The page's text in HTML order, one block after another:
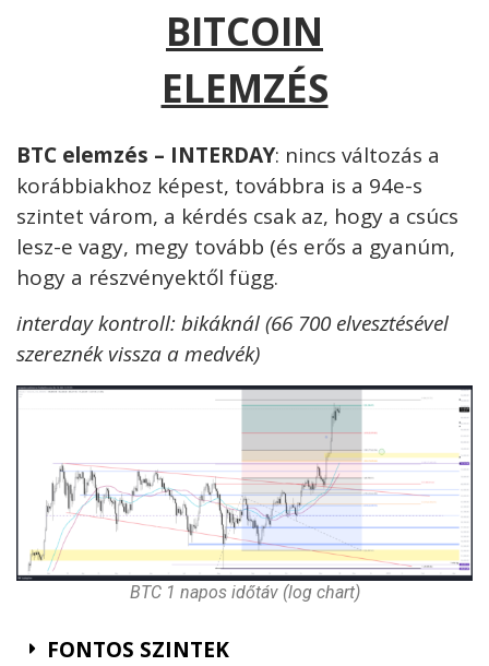
BITCOIN
ELEMZÉS
BTC elemzés – INTERDAY: nincs változás a
korábbiakhoz képest, továbbra is a 94e-s
szintet várom, a kérdés csak az, hogy a csúcs
lesz-e vagy, megy tovább (és erős a gyanúm,
hogy a részvényektől függ.
interday kontroll: bikáknál (66 700 elvesztésével
szereznék vissza a medvék)
BTC 1 napos időtáv (log chart)
FONTOS SZINTEK